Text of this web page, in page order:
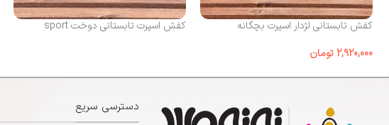
کفش تابستانی لژدار اسپرت بچگانه
2,920,000 تومان
کفش اسپرت تابستانی دوخت sport
دسترسی سریع